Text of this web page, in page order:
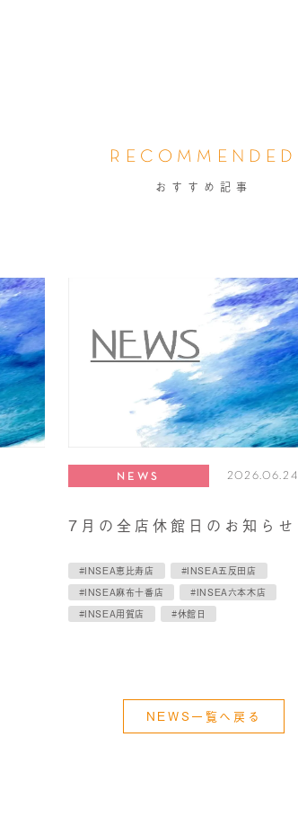
RECOMMENDED
おすすめ記事
NEWS 2026.06.24
7月の全店休館日のお知らせ
#INSEA恵比寿店
#INSEA五反田店
#INSEA麻布十番店
#INSEA六本木店
#INSEA用賀店
#休館日
NEWS一覧へ戻る